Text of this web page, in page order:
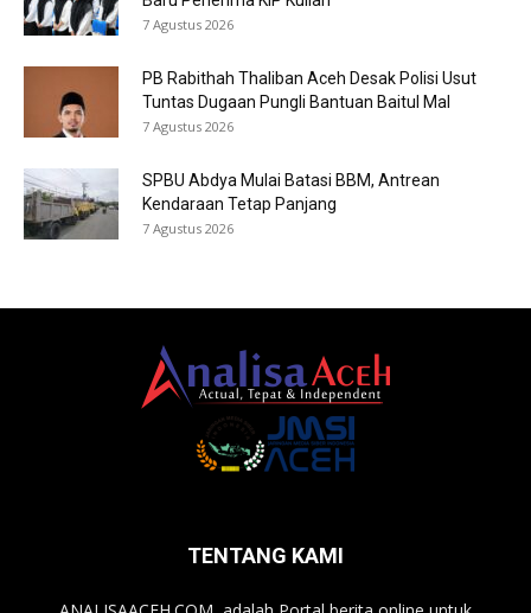
7 Agustus 2026
PB Rabithah Thaliban Aceh Desak Polisi Usut
Tuntas Dugaan Pungli Bantuan Baitul Mal
7 Agustus 2026
SPBU Abdya Mulai Batasi BBM, Antrean
Kendaraan Tetap Panjang
7 Agustus 2026
TENTANG KAMI